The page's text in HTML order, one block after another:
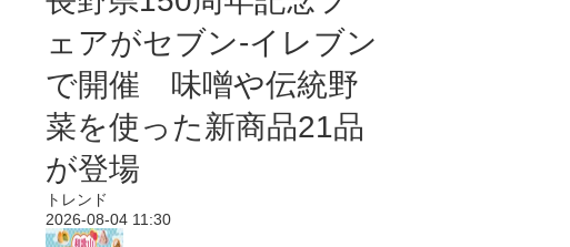
ェアがセブン-イレブン
で開催 味噌や伝統野
菜を使った新商品21品
が登場
トレンド
2026-08-04 11:30